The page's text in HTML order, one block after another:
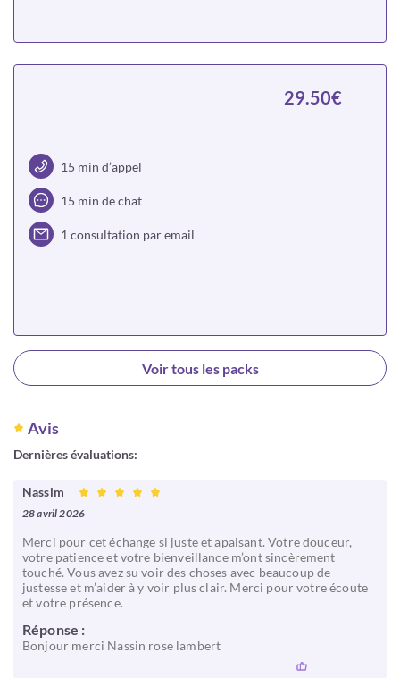
15 min d’appel
15 min de chat
1 consultation par email
29.50€
Choisir
Voir tous les packs
Avis
Dernières évaluations:
Nassim
28 avril 2026
Merci pour cet échange si juste et apaisant. Votre douceur,
votre patience et votre bienveillance m’ont sincèrement
touché. Vous avez su voir des choses avec beaucoup de
justesse et m’aider à y voir plus clair. Merci pour votre écoute
et votre présence.
Réponse :
Bonjour merci Nassin rose lambert